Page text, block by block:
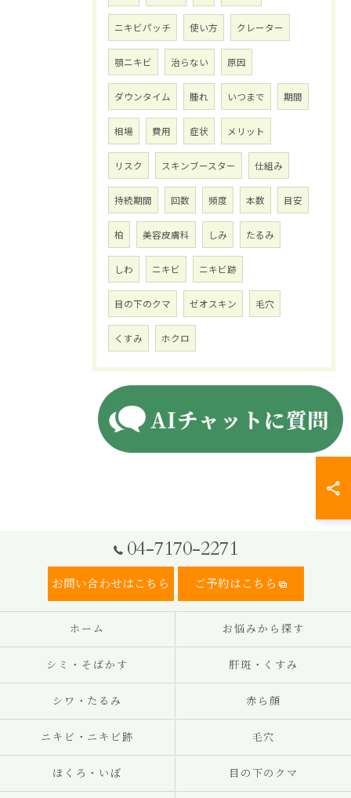
ニキビパッチ 使い方 クレーター
顎ニキビ 治らない 原因
ダウンタイム 腫れ いつまで 期間
相場 費用 症状 メリット
リスク スキンブースター 仕組み
持続期間 回数 頻度 本数 目安
柏 美容皮膚科 しみ たるみ
しわ ニキビ ニキビ跡
目の下のクマ ゼオスキン 毛穴
くすみ ホクロ
04-7170-2271
お問い合わせはこちら ご予約はこちら
ホーム お悩みから探す
シミ・そばかす 肝斑・くすみ
シワ・たるみ 赤ら顔
ニキビ・ニキビ跡 毛穴
ほくろ・いぼ 目の下のクマ